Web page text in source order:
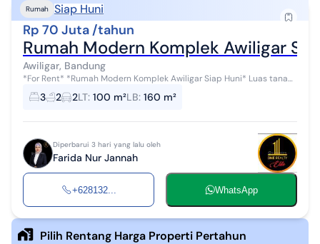
Rumah Siap Huni
Rp 70 Juta /tahun
Rumah Modern Komplek Awiligar
Awiligar, Bandung
*For Rent* *Rumah Modern Komplek Awiligar Siap Huni* Luas tanah
100m Luas bangunan 160m 3 Kamat Tidur (ranjang+ lemari) 2 Kamar
Mandi (2 water hea...
3 2 2LT: 100 m²LB: 160 m²
Diperbarui 3 hari yang lalu oleh
Farida Nur Jannah
+628132... WhatsApp
Pilih Rentang Harga Properti Pertahun